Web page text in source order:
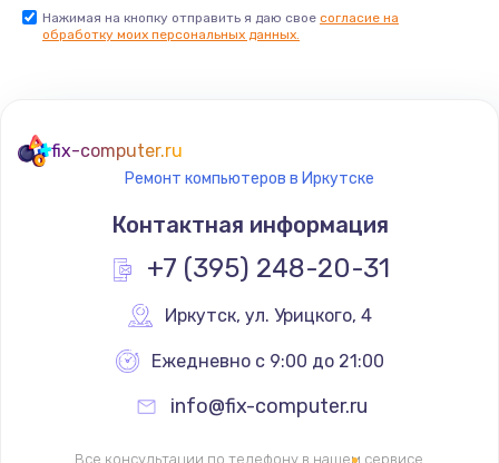
Заказать
Замена видеокарты
2045 руб.
Заказать
Ремонт разъема питания
Нажимая на кнопку отправить я даю свое согласие на
обработку моих персональных данных.
fix-computer.ru
Ремонт компьютеров в Иркутске
Контактная информация
+7 (395) 248-20-31
Иркутск, ул. Урицкого, 4
Ежедневно с 9:00 до 21:00
info@fix-computer.ru
Все консультации по телефону в нашем сервисе